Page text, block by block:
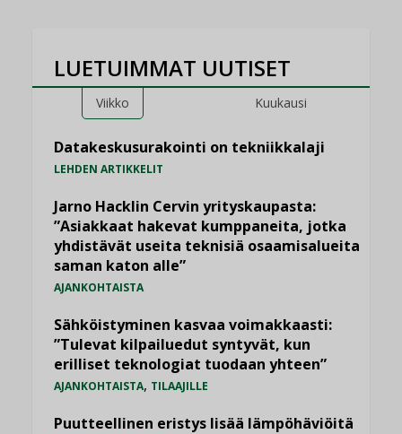
LUETUIMMAT UUTISET
Viikko Kuukausi
Datakeskusurakointi on tekniikkalaji
LEHDEN ARTIKKELIT
Jarno Hacklin Cervin yrityskaupasta:
”Asiakkaat hakevat kumppaneita, jotka
yhdistävät useita teknisiä osaamisalueita
saman katon alle”
AJANKOHTAISTA
Sähköistyminen kasvaa voimakkaasti:
”Tulevat kilpailuedut syntyvät, kun
erilliset teknologiat tuodaan yhteen”
AJANKOHTAISTA, TILAAJILLE
Puutteellinen eristys lisää lämpöhäviöitä